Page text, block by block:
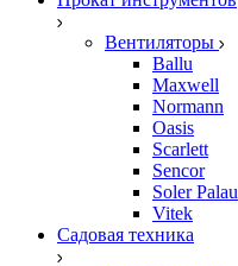
Вентиляторы
Ballu
Maxwell
Normann
Oasis
Scarlett
Sencor
Soler Palau
Vitek
Садовая техника